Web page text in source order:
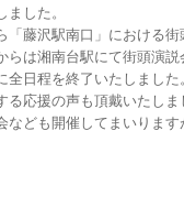
した。
「藤沢駅南口」における
らは湘南台駅にて街頭演
全日程を終了いたしまし
応援の声も頂戴いたしま
なども開催してまいりま